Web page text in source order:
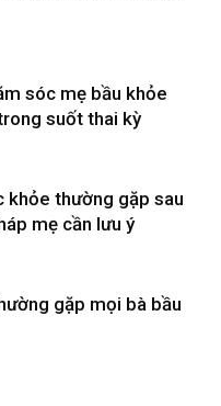
sóc mẹ bầu khỏe
suốt thai kỳ
khỏe thường gặp sau
mẹ cần lưu ý
gặp mọi bà bầu